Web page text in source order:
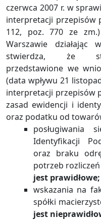
czerwca 2007 r. w
interpretacji przepisów
112, poz. 770 ze
Warszawie działając
stwierdza, że
przedstawione we
(data wpływu 21
interpretacji przepisów
zasad ewidencji i
oraz podatku od
posługiwania
Identyfikacji
oraz braku
potrzeb
jest prawidłowe;
wskazania na
spółki
jest